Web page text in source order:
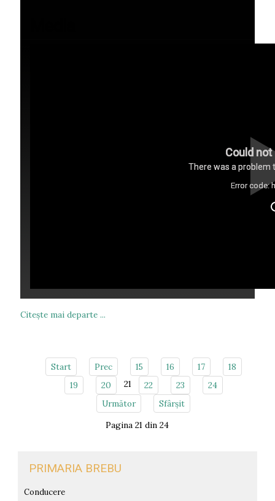
Could not
There was a problem
Error code:
Citeşte mai departe ...
Start Prec 15 16 17
18
19
20 21 22 23
24
Următor
Sfârșit
Pagina 21 din 24
PRIMARIA BREBU
Conducere